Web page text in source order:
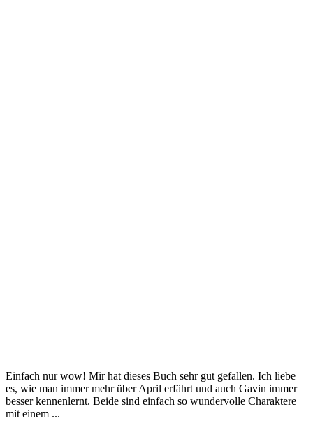
Einfach nur wow! Mir hat dieses Buch sehr gut gefallen. Ich liebe
es, wie man immer mehr über April erfährt und auch Gavin immer
besser kennenlernt. Beide sind einfach so wundervolle Charaktere
mit einem ...